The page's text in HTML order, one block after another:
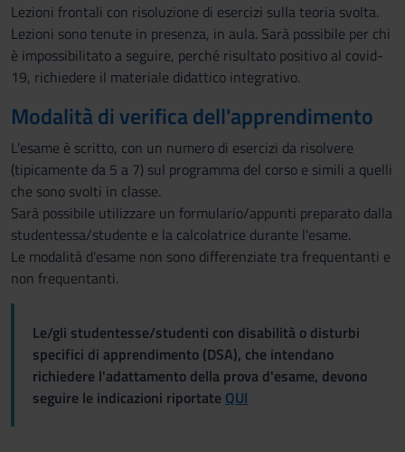
Lezioni frontali con risoluzione di esercizi sulla teoria svolta.
Lezioni sono tenute in presenza, in aula. Sarà possibile per chi
è impossibilitato a seguire, perché risultato positivo al covid-
19, richiedere il materiale didattico integrativo.
Modalità di verifica dell'apprendimento
L'esame è scritto, con un numero di esercizi da risolvere
(tipicamente da 5 a 7) sul programma del corso e simili a quelli
che sono svolti in classe.
Sarà possibile utilizzare un formulario/appunti preparato dalla
studentessa/studente e la calcolatrice durante l'esame.
Le modalità d'esame non sono differenziate tra frequentanti e
non frequentanti.
Le/gli studentesse/studenti con disabilità o disturbi
specifici di apprendimento (DSA), che intendano
richiedere l'adattamento della prova d'esame, devono
seguire le indicazioni riportate QUI